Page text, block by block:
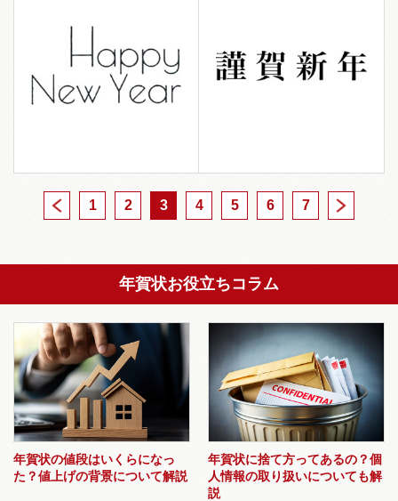
<
1 2 3 4 5 6 7
年賀状お役立ちコラム
年賀状の値段はいくらになっ
た？値上げの背景について解説
年賀状に捨て方ってあるの？個
人情報の取り扱いについても解
説